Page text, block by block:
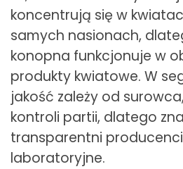
koncentrują się w
samych nasionach,
konopna funkcjonuje w
produkty kwiatowe. W
jakość zależy od
kontroli partii, dlatego
transparentni
laboratoryjne.